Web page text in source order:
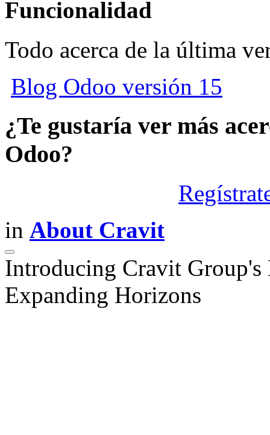
Funcionalidad
Todo acerca de la última
Blog Odoo versión 15
¿Te gustaría ver más
Odoo?
in About Cravit
Introducing Cravit
Expanding Horizons